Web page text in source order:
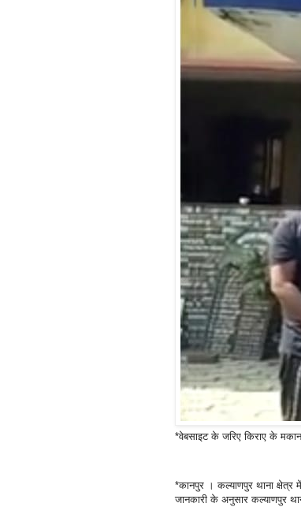
*वेबसाइट के जरिए किराए के
*कानपुर । कल्याणपुर थाना
जानकारी के अनुसार कल्याणपुर